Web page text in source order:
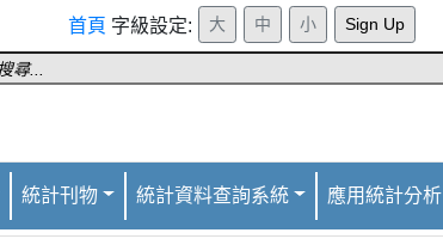
首頁 字級設定: Sign Up
統計刊物 統計資料查詢系統 應用統計分析